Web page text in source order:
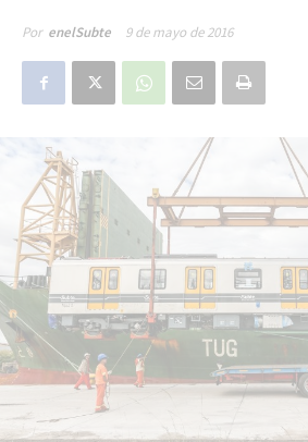
Por enelSubte 9 de mayo de 2016